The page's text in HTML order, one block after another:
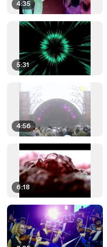
4:35
5:31
4:56
6:18